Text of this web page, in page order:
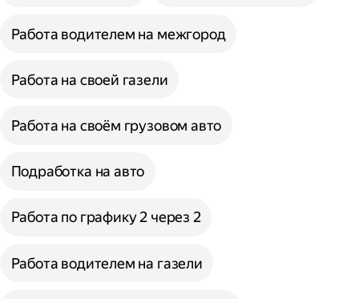
Работа водителем на межгород
Работа на своей газели
Работа на своём грузовом авто
Подработка на авто
Работа по графику 2 через 2
Работа водителем на газели